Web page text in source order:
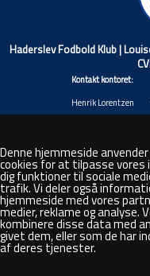
Haderslev Fodbold Klub |
Kontakt kontoret:
Henrik Lorentzen
Jacob Valentin
Andresen
Rasmus André
Hansen
Steven Bork
Denne hjemmeside
cookies for at tilpasse vores
dig funktioner til sociale
trafik. Vi deler også
hjemmeside med vores
medier, reklame og analyse.
kombinere disse data med
givet dem, eller som de har
af deres tjenester.